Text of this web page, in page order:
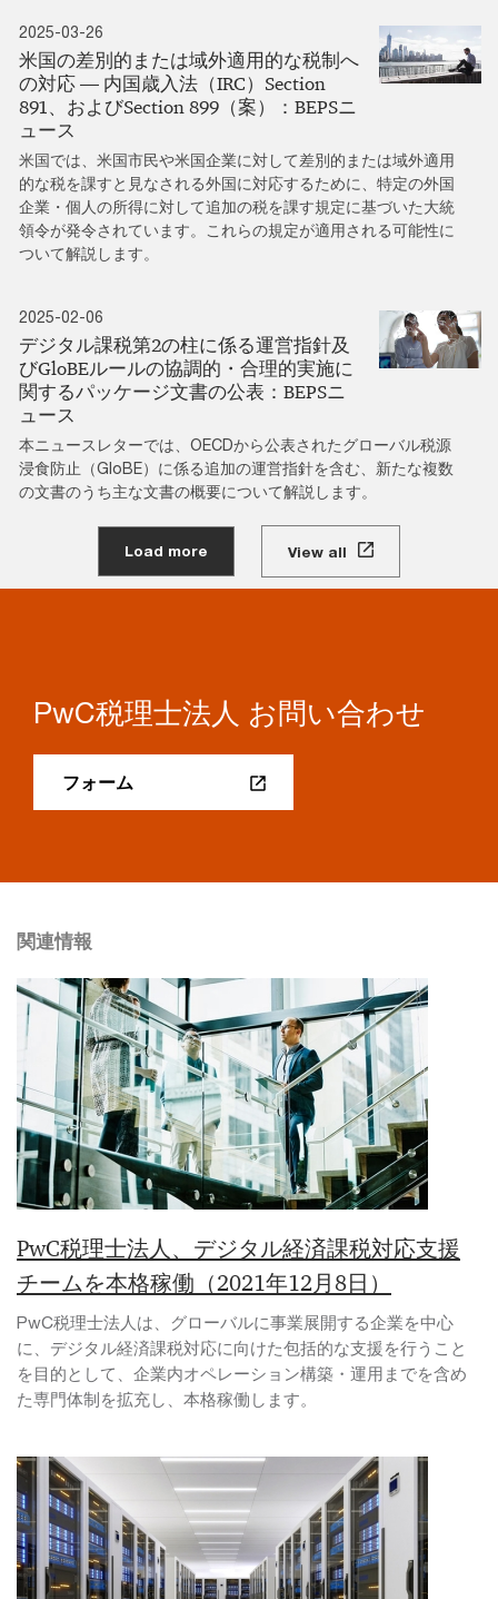
2025-03-26
米国の差別的または域外適用的な税制へ
の対応 ― 内国歳入法（IRC）Section
891、およびSection 899（案）：BEPSニ
ュース
米国では、米国市民や米国企業に対して差別的または域外適用
的な税を課すと見なされる外国に対応するために、特定の外国
企業・個人の所得に対して追加の税を課す規定に基づいた大統
領令が発令されています。これらの規定が適用される可能性に
ついて解説します。
2025-02-06
デジタル課税第2の柱に係る運営指針及
びGloBEルールの協調的・合理的実施に
関するパッケージ文書の公表：BEPSニ
ュース
本ニュースレターでは、OECDから公表されたグローバル税源
浸食防止（GloBE）に係る追加の運営指針を含む、新たな複数
の文書のうち主な文書の概要について解説します。
Load more View all
PwC税理士法人 お問い合わせ
フォーム
関連情報
PwC税理士法人、デジタル経済課税対応支援
チームを本格稼働（2021年12月8日）
PwC税理士法人は、グローバルに事業展開する企業を中心
に、デジタル経済課税対応に向けた包括的な支援を行うこと
を目的として、企業内オペレーション構築・運用までを含め
た専門体制を拡充し、本格稼働します。